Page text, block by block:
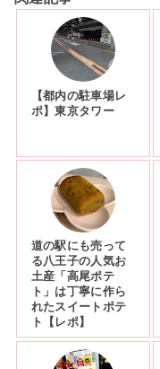
【都内の駐車場レ
ポ】東京タワー
道の駅にも売って
る八王子の人気お
土産「高尾ポテ
ト」は丁寧に作ら
れたスイートポテ
ト【レポ】